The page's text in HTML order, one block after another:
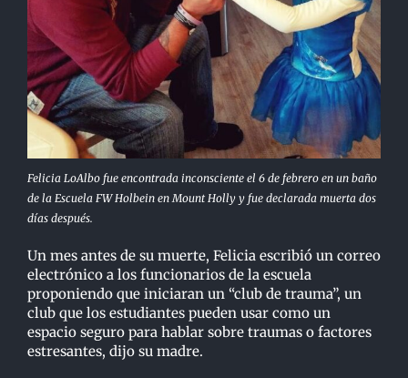
Felicia LoAlbo fue encontrada inconsciente el 6 de febrero en un baño
de la Escuela FW Holbein en Mount Holly y fue declarada muerta dos
días después.
Un mes antes de su muerte, Felicia escribió un correo
electrónico a los funcionarios de la escuela
proponiendo que iniciaran un “club de trauma”, un
club que los estudiantes pueden usar como un
espacio seguro para hablar sobre traumas o factores
estresantes, dijo su madre.